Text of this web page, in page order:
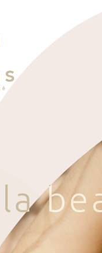
la be